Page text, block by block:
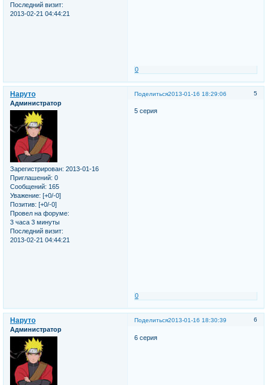
Последний визит:
2013-02-21 04:44:21
0
Поделиться 5
2013-01-16 18:29:06
Наруто
Администратор
Зарегистрирован: 2013-01-16
Приглашений: 0
Сообщений: 165
Уважение: [+0/-0]
Позитив: [+0/-0]
Провел на форуме:
3 часа 3 минуты
Последний визит:
2013-02-21 04:44:21
5 серия
0
Поделиться 6
2013-01-16 18:30:39
Наруто
Администратор
6 серия